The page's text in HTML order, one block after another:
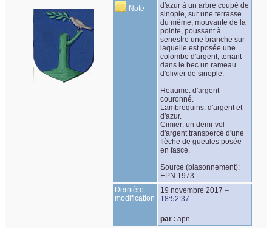
Note
d'azur à un arbre coupé de
sinople, sur une terrasse
du même, mouvante de la
pointe, poussant à
senestre une branche sur
laquelle est posée une
colombe d'argent, tenant
dans le bec un rameau
d'olivier de sinople.
Heaume: d'argent
couronné.
Lambrequins: d'argent et
d'azur.
Cimier: un demi-vol
d'argent transpercé d'une
flèche de gueules posée
en fasce.
Source (blasonnement):
EPN 1973
Dernière
modification
19 novembre 2017 –
18:52:37
par : apn